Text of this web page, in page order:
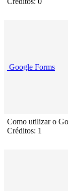
Google Forms
Como utilizar o
Créditos: 1